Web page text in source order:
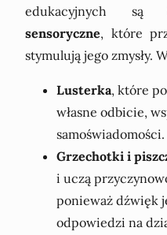
edukacyjnych
sensoryczne, które
stymulują jego zmysły.
Lusterka, które
własne odbicie,
samoświadomości.
Grzechotki i
i uczą
ponieważ dźwięk
odpowiedzi na